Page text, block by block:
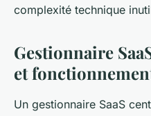
complexité technique
Gestionnaire
et
Un gestionnaire SaaS